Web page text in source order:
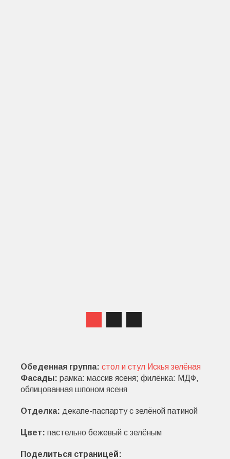
Обеденная группа: стол и стул Искья зелёная
Фасады: рамка: массив ясеня; филёнка: МДФ,
облицованная шпоном ясеня
Отделка: декапе-паспарту с зелёной патиной
Цвет: пастельно бежевый с зелёным
Поделиться страницей: